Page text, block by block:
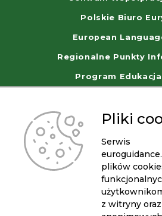
Polskie Biuro
European
Regionalne Punkty
Program Edukacja
Pliki
Serwis
plików
z witryny